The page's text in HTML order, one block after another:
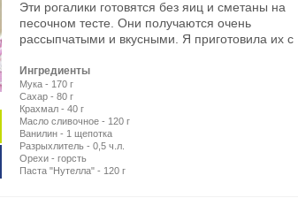
Эти рогалики готовятся без яиц и сметаны на
песочном тесте. Они получаются очень
рассыпчатыми и вкусными. Я приготовила их с
Ингредиенты
Мука - 170 г
Сахар - 80 г
Крахмал - 40 г
Масло сливочное - 120 г
Ванилин - 1 щепотка
Разрыхлитель - 0,5 ч.л.
Орехи - горсть
Паста "Нутелла" - 120 г